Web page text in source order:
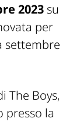
2023 su
per
settembre
The Boys,
presso la